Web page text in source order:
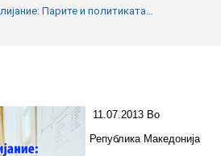
Парите и политиката…
11.07.2013 Во
Република Македонија